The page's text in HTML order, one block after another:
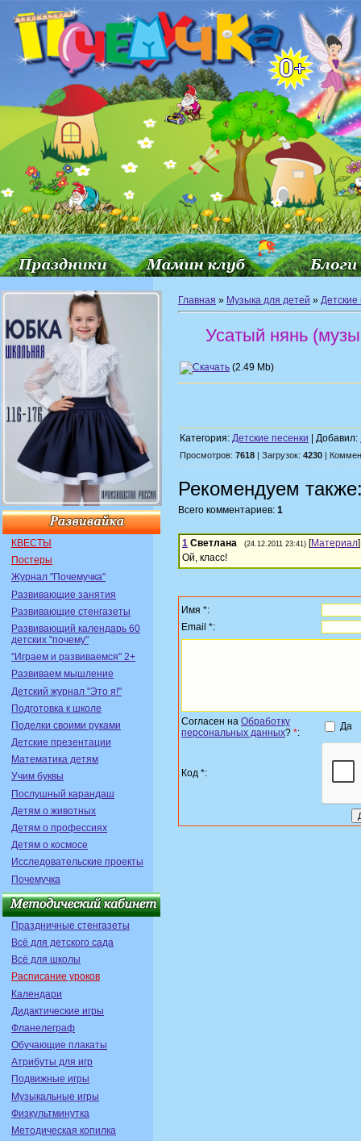
КВЕСТЫ
Постеры
Журнал "Почемучка"
Развивающие занятия
Развивающие стенгазеты
Развивающий календарь 60
детских "почему"
"Играем и развиваемся" 2+
Развиваем мышление
Детский журнал "Это я!"
Подготовка к школе
Поделки своими руками
Детские презентации
Математика детям
Учим буквы
Послушный карандаш
Детям о животных
Детям о профессиях
Детям о космосе
Исследовательские проекты
Почемучка
Праздничные стенгазеты
Всё для детского сада
Всё для школы
Расписание уроков
Календари
Дидактические игры
Фланелеграф
Обучающие плакаты
Атрибуты для игр
Подвижные игры
Музыкальные игры
Физкультминутка
Методическая копилка
Главная » Музыка для детей » Детские
Усатый нянь
(2.49 Mb)
Категория: Детские песенки | Добавил:
Просмотров: 7618 | Загрузок: 4230 |
Рекомендуем
Всего комментариев: 1
1 Светлана (24.12.2011 23:41) [Материал]
Ой, класс!
Имя *:
Email *:
Согласен на Обработку
персональных данных? *:
Да
Код *: